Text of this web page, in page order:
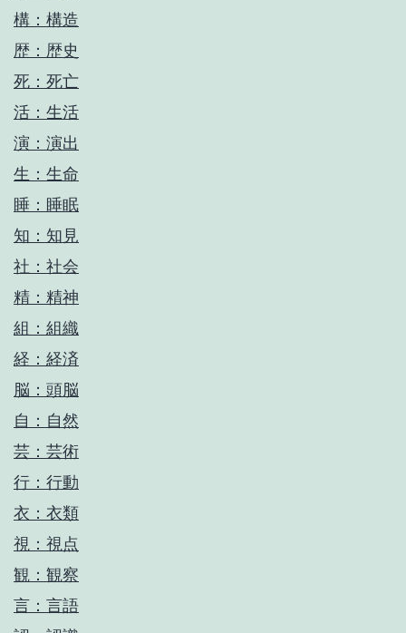
構：構造
歴：歴史
死：死亡
活：生活
演：演出
生：生命
睡：睡眠
知：知見
社：社会
精：精神
組：組織
経：経済
脳：頭脳
自：自然
芸：芸術
行：行動
衣：衣類
視：視点
観：観察
言：言語